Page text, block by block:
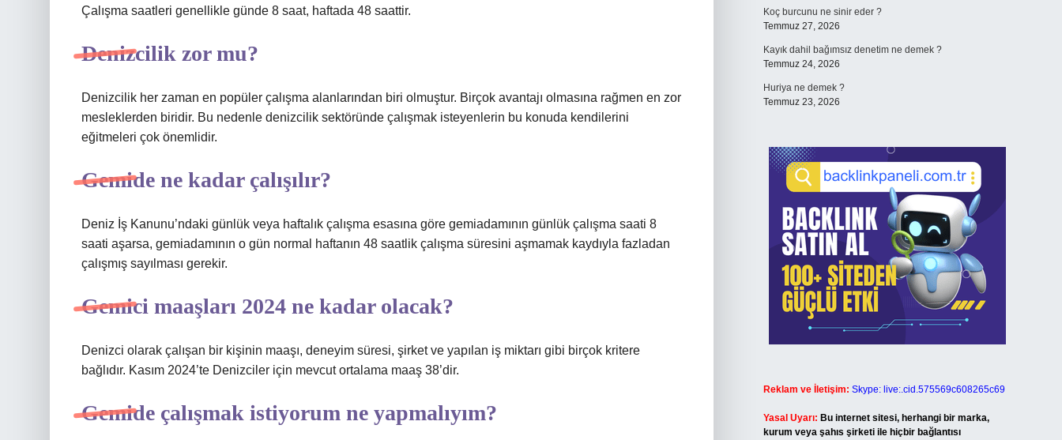
Çalışma saatleri genellikle günde 8 saat, haftada 48 saattir.
Denizcilik zor mu?
Denizcilik her zaman en popüler çalışma alanlarından biri olmuştur. Birçok avantajı olmasına rağmen en zor
mesleklerden biridir. Bu nedenle denizcilik sektöründe çalışmak isteyenlerin bu konuda kendilerini
eğitmeleri çok önemlidir.
Gemide ne kadar çalışılır?
Deniz İş Kanunu’ndaki günlük veya haftalık çalışma esasına göre gemiadamının günlük çalışma saati 8
saati aşarsa, gemiadamının o gün normal haftanın 48 saatlik çalışma süresini aşmamak kaydıyla fazladan
çalışmış sayılması gerekir.
Gemici maaşları 2024 ne kadar olacak?
Denizci olarak çalışan bir kişinin maaşı, deneyim süresi, şirket ve yapılan iş miktarı gibi birçok kritere
bağlıdır. Kasım 2024’te Denizciler için mevcut ortalama maaş 38’dir.
Gemide çalışmak istiyorum ne yapmalıyım?
Koç burcunu ne sinir eder ?
Temmuz 27, 2026
Kayık dahil bağımsız denetim ne demek ?
Temmuz 24, 2026
Huriya ne demek ?
Temmuz 23, 2026
Reklam ve İletişim: Skype: live:.cid.575569c608265c69
Yasal Uyarı: Bu internet sitesi, herhangi bir marka,
kurum veya şahıs şirketi ile hiçbir bağlantısı